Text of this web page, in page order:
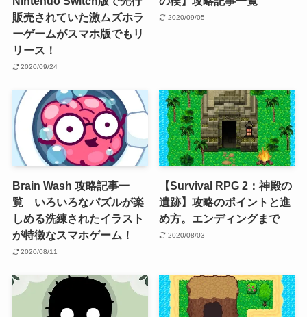
販売されていた激ムズホラ
ーゲームがスマホ版でもリ
リース！
2020/09/24
2020/09/05
Brain Wash 攻略記事一
覧 いろいろなパズルが楽
しめる洗練されたイラスト
が特徴なスマホゲーム！
2020/08/11
【Survival RPG 2：神殿の
遺跡】攻略のポイントと進
め方。エンディングまで
2020/08/03